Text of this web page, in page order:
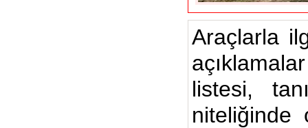
Araçlarla
listesi,
niteliğinde